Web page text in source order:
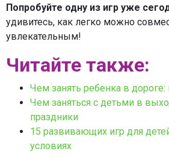
Попробуйте одну из игр уже
удивитесь, как легко можно
увлекательным!
Читайте также:
Чем занять ребенка в
Чем заняться с детьми в
праздники
15 развивающих игр для
условиях